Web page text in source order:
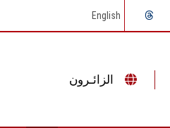
English